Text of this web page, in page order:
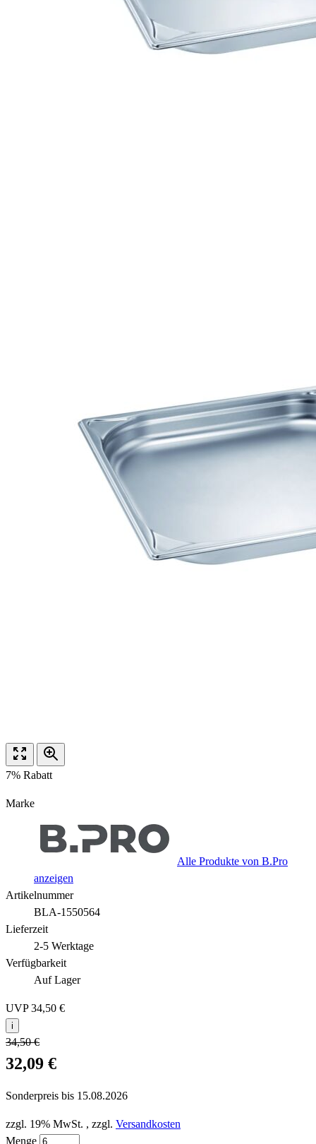
7% Rabatt
Marke
Alle Produkte von B.Pro
anzeigen
Artikelnummer
BLA-1550564
Lieferzeit
2-5 Werktage
Verfügbarkeit
Auf Lager
UVP34,50 €
i
34,50 €
32,09 €
Sonderpreis bis 15.08.2026
zzgl. 19% MwSt. , zzgl. Versandkosten
Menge